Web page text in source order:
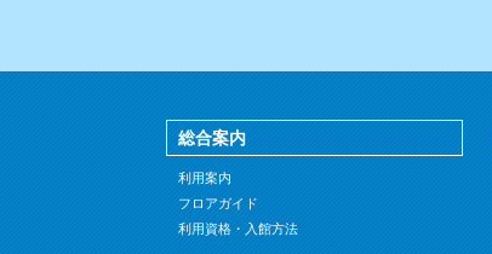
総合案内
利用案内
フロアガイド
利用資格・入館方法